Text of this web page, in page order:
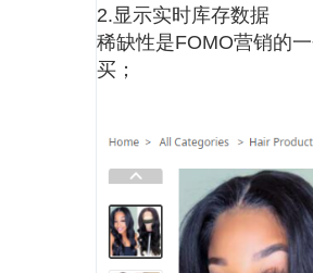
2.显示实时库存数据
稀缺性是FOMO营销的
买；